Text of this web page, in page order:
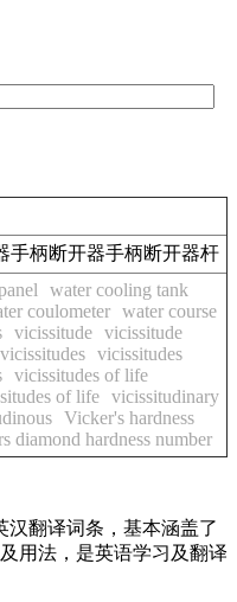
手柄断开器手柄断开器杆
water cooling tank
coulometer water course
vicissitude vicissitude
vicissitudes vicissitudes
vicissitudes of life
of life vicissitudinary
Vicker's hardness
diamond hardness number
汉翻译词条，基本涵盖了
用法，是英语学习及翻译